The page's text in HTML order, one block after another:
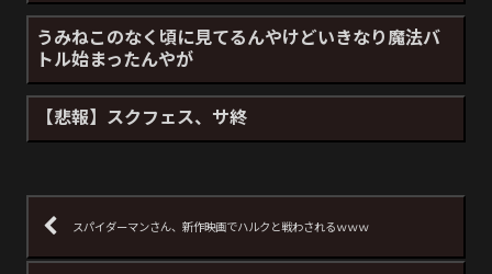
うみねこのなく頃に見てるんやけどいきなり魔法バ
トル始まったんやが
【悲報】スクフェス、サ終
スパイダーマンさん、新作映画でハルクと戦わされるｗｗｗ